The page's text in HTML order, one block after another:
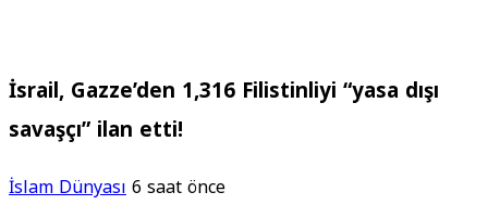
İsrail, Gazze’den 1,316 Filistinliyi “yasa dışı
savaşçı” ilan etti!
İslam Dünyası6 saat önce